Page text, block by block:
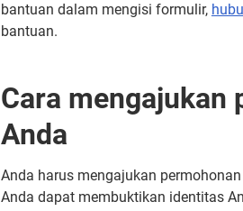
bantuan dalam mengisi formulir,
bantuan.
Cara mengajukan
Anda
Anda harus mengajukan
Anda dapat membuktikan identitas